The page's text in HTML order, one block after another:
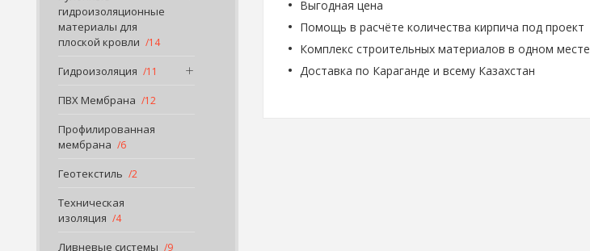
гидроизоляционные
материалы для
плоской кровли
14
Гидроизоляция 11
ПВХ Мембрана 12
Профилированная
мембрана
6
Геотекстиль 2
Техническая
изоляция
4
Ливневые системы 9
Выгодная цена
Помощь в расчёте количества кирпича под проект
Комплекс строительных материалов в одном месте
Доставка по Караганде и всему Казахстан